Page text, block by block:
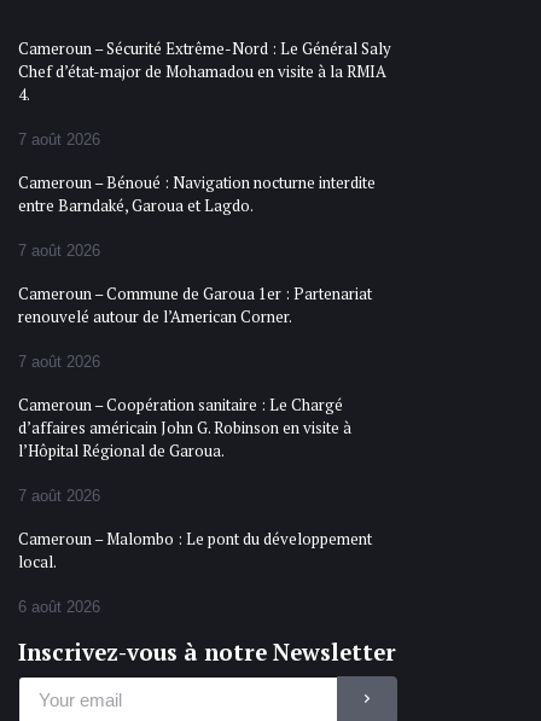
Cameroun – Sécurité Extrême-Nord : Le Général Saly
Chef d’état-major de Mohamadou en visite à la RMIA
4.
7 août 2026
Cameroun – Bénoué : Navigation nocturne interdite
entre Barndaké, Garoua et Lagdo.
7 août 2026
Cameroun – Commune de Garoua 1er : Partenariat
renouvelé autour de l’American Corner.
7 août 2026
Cameroun – Coopération sanitaire : Le Chargé
d’affaires américain John G. Robinson en visite à
l’Hôpital Régional de Garoua.
7 août 2026
Cameroun – Malombo : Le pont du développement
local.
6 août 2026
Inscrivez-vous à notre Newsletter